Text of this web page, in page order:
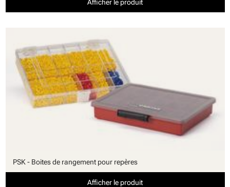
Afficher le produit
PSK - Boites de rangement pour repères
Afficher le produit